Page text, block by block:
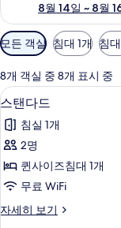
8월 14일 ~ 8월
객
실
에
사
용
가
능
한
터
모든 객실 침대 1개 침
8개 객실 중 8개 표시 중
스
탠
다
드
사
모
7
스탠다드
침실 1개
2명
퀸사이즈침대 1개
무료 WiFi
자세히 보기
스